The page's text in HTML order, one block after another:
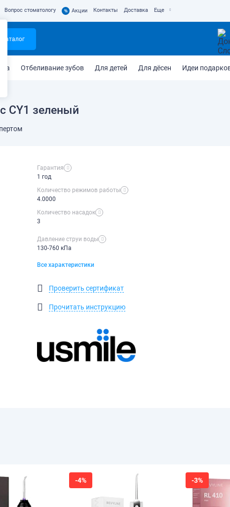
Вопрос стоматологу % Акции Контакты Доставка Еще
Каталог
Отбеливание зубов Для детей Для дёсен Идеи
CY1 зеленый
Гарантия
1 год
Количество режимов работы
4.0000
Количество насадок
3
Давление струи воды
130-760 кПа
Все характеристики
Проверить сертификат
Прочитать инструкцию
-4% -3%